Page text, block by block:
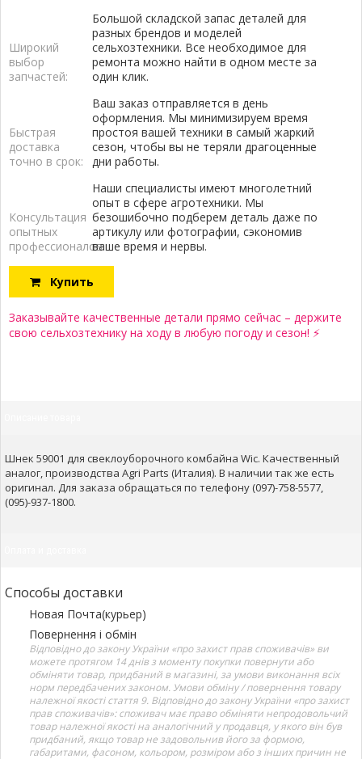
Широкий
выбор
запчастей:
Большой складской запас деталей для
разных брендов и моделей
сельхозтехники. Все необходимое для
ремонта можно найти в одном месте за
один клик.
Быстрая
доставка
точно в срок:
Ваш заказ отправляется в день
оформления. Мы минимизируем время
простоя вашей техники в самый жаркий
сезон, чтобы вы не теряли драгоценные
дни работы.
Консультация
опытных
профессионалов:
Наши специалисты имеют многолетний
опыт в сфере агротехники. Мы
безошибочно подберем деталь даже по
артикулу или фотографии, сэкономив
ваше время и нервы.
Купить
Заказывайте качественные детали прямо сейчас – держите
свою сельхозтехнику на ходу в любую погоду и сезон! ⚡
Шнек 59001 для свеклоуборочного комбайна Wic. Качественный
аналог, производства Agri Parts (Италия). В наличии так же есть
оригинал. Для заказа обращаться по телефону (097)-758-5577,
(095)-937-1800.
Способы доставки
Новая Почта(курьер)
Повернення і обмін
Відповідно до закону України «про захист прав споживачів» ви
можете протягом 14 днів з моменту покупки повернути або
обміняти товар, придбаний в магазині, за умови виконання всіх
норм передбачених законом. Умови обміну / повернення товару
належної якості стаття 9. Відповідно до закону України «про захист
прав споживачів»: споживач має право обміняти непродовольчий
товар належної якості на аналогічний у продавця, у якого він був
придбаний, якщо товар не задовольнив його за формою,
габаритами, фасоном, кольором, розміром або з інших причин не